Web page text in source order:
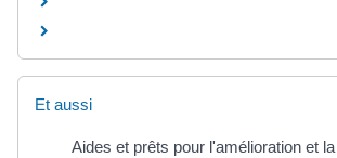
Et aussi
Aides et prêts pour l'amélioration et